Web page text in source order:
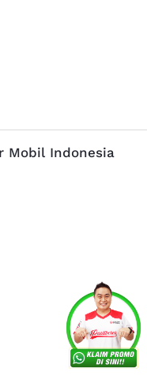
Mobil Indonesia